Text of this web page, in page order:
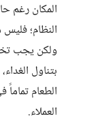
المكان رغم
النظام؛
ولكن يجب
بتناول
الطعام
العملاء.